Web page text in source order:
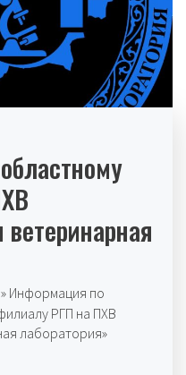
» Информация по
РГП на ПХВ
лаборатория»